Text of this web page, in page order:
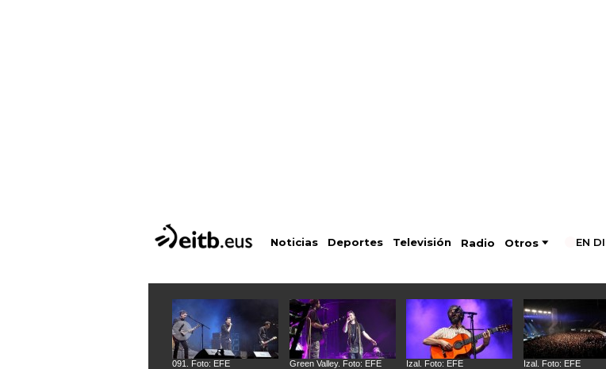
Noticias Deportes Televisión Radio Otros EN
091. Foto: EFE Green Valley. Foto: EFE Izal. Foto: EFE Izal. Foto: EFE